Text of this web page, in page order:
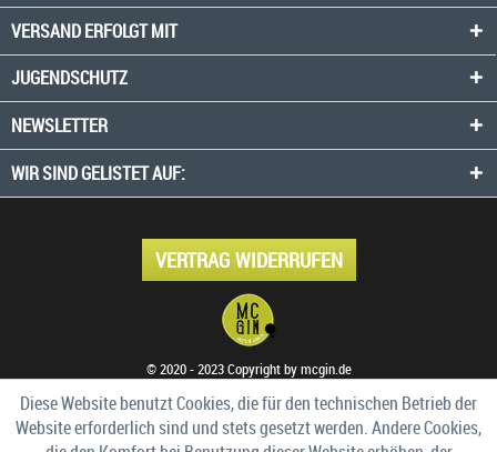
VERSAND ERFOLGT MIT
JUGENDSCHUTZ
NEWSLETTER
WIR SIND GELISTET AUF:
VERTRAG WIDERRUFEN
© 2020 - 2023 Copyright by mcgin.de
Diese Website benutzt Cookies, die für den technischen Betrieb der
Website erforderlich sind und stets gesetzt werden. Andere Cookies,